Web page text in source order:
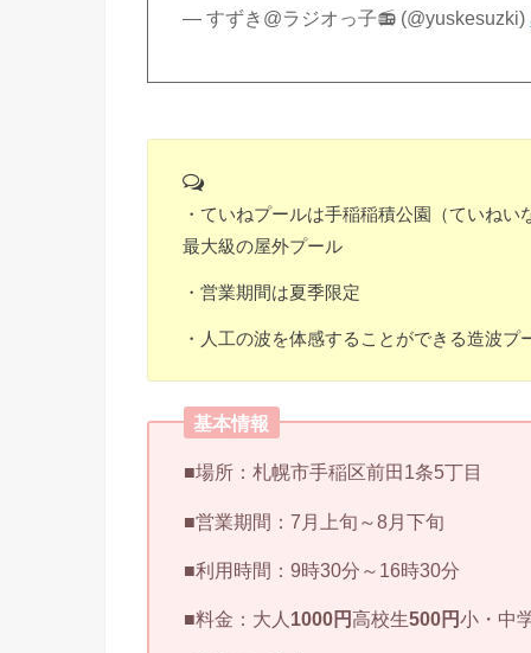
— すずき@ラジオっ子📻 (@yuskesuzki)
・ていねプールは手稲稲積公園（ていね
最大級の屋外プール
・営業期間は夏季限定
・人工の波を体感することができる造波プ
基本情報
■場所：札幌市手稲区前田1条5丁目
■営業期間：7月上旬～8月下旬
■利用時間：9時30分～16時30分
■料金：大人 1000円高校生500円小・中